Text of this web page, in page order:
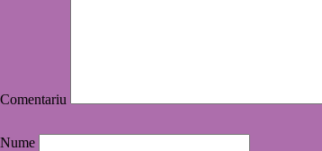
Comentariu
Nume